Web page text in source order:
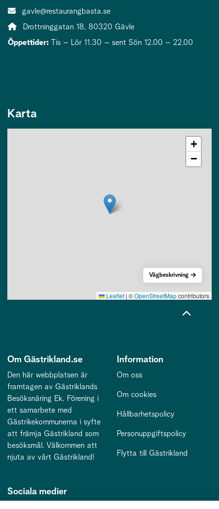
E-post:
gavle@restaurangbasta.se
Adress:
Drottninggatan 18, 80320 Gävle
Öppettider: Tis – Lör 11.30 – sent Sön 12.00 – 22.00
Karta
+
−
Leaflet | ©OpenStreetMapcontributors
Vägbeskrivning
Om Gästrikland.se
Den här webbplatsen är
framtagen av Gästriklands
Besöksnäring Ek. Förening i
ett samarbete med
Gästrikekommunerna i syfte
att främja Gästrikland som
besöksmål. Välkommen att
njuta av vårt Gästrikland!
Information
Om oss
Om cookies
Hållbarhetspolicy
Personuppgiftspolicy
Flytta till Gästrikland
Sociala medier